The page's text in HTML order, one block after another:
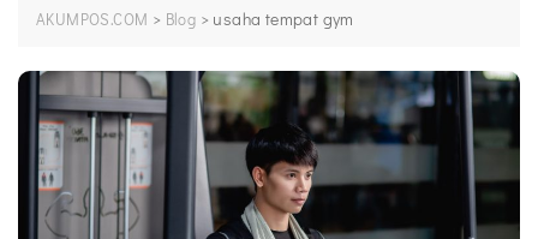
AKUMPOS.COM > Blog > usaha tempat gym